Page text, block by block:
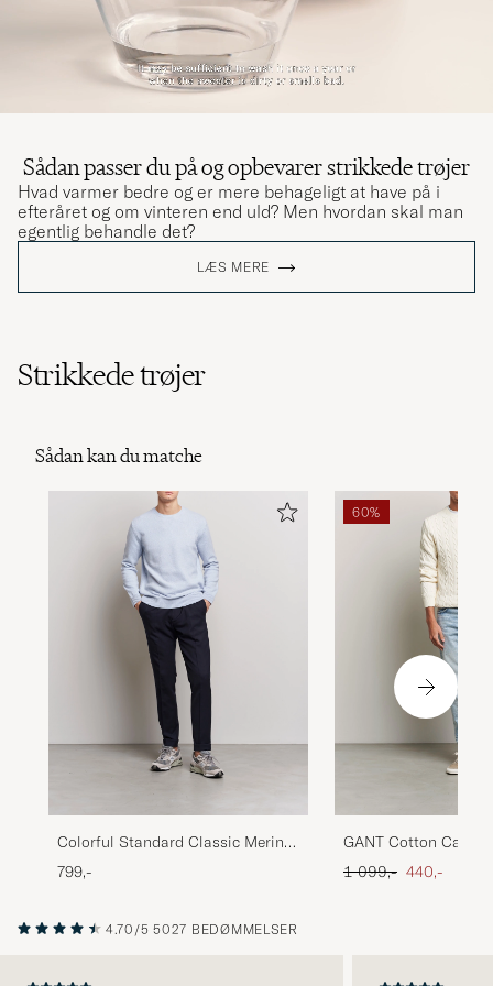
Sådan passer du på og opbevarer strikkede trøjer
Hvad varmer bedre og er mere behageligt at have på i
efteråret og om vinteren end uld? Men hvordan skal man
egentlig behandle det?
LÆS MERE
Strikkede trøjer
Sådan kan du matche
Colorful Standard Classic Merino
Wool Crew Neck Polar Blue
799,-
60%
GANT Cotton Cable
Cream
Ordinary pris
1 099,- Nedsat pris
440,-
4.70/5 5027 BEDØMMELSER